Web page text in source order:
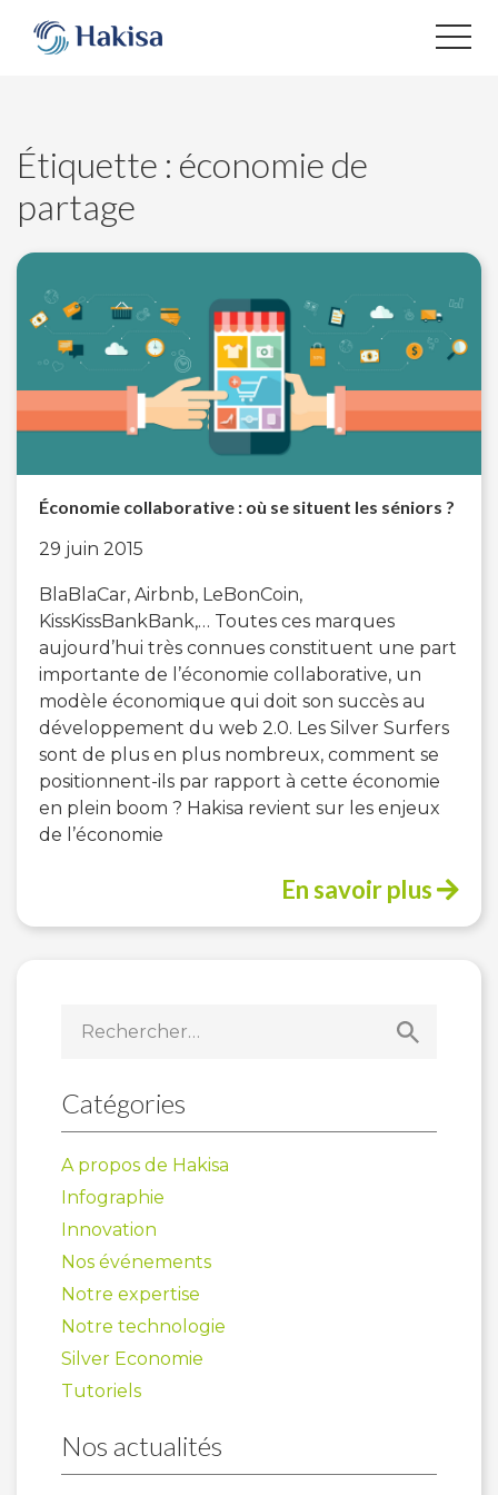
contenu
Étiquette : économie de
partage
Économie collaborative : où se situent les séniors ?
29 juin 2015
BlaBlaCar, Airbnb, LeBonCoin,
KissKissBankBank,… Toutes ces marques
aujourd’hui très connues constituent une part
importante de l’économie collaborative, un
modèle économique qui doit son succès au
développement du web 2.0. Les Silver Surfers
sont de plus en plus nombreux, comment se
positionnent-ils par rapport à cette économie
en plein boom ? Hakisa revient sur les enjeux
de l’économie
En savoir plus
Catégories
A propos de Hakisa
Infographie
Innovation
Nos événements
Notre expertise
Notre technologie
Silver Economie
Tutoriels
Nos actualités